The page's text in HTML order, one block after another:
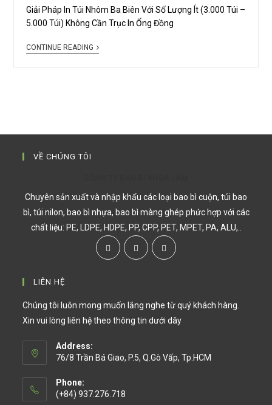
Giải Pháp In Túi Nhôm Ba Biên Với Số Lượng Ít (3.000 Túi –
5.000 Túi) Không Cần Trục In Ống Đồng
CONTINUE READING
VỀ CHÚNG TÔI
Chuyên sản xuất và nhập khẩu các loại bao bì cuộn, túi bao
bì, túi nilon, bao bì nhựa, bao bì màng ghép phức hợp với các
chất liệu: PE, LDPE, HDPE, PP, CPP, PET, MPET, PA, ALU,..
LIÊN HỆ
Chúng tôi luôn mong muốn lắng nghe từ quý khách hàng.
Xin vui lòng liên hệ theo thông tin dưới dây
Address:
76/8 Trần Bá Giao, P.5, Q.Gò Vấp, Tp.HCM
Phone:
(+84) 937.276.718